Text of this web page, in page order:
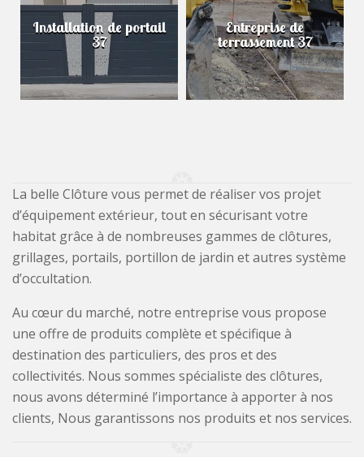
Installation de portail
37
Entreprise de
terrassement 37
La belle Clôture vous permet de réaliser vos projet
d’équipement extérieur, tout en sécurisant votre
habitat grâce à de nombreuses gammes de clôtures,
grillages, portails, portillon de jardin et autres système
d’occultation.
Au cœur du marché, notre entreprise vous propose
une offre de produits complète et spécifique à
destination des particuliers, des pros et des
collectivités. Nous sommes spécialiste des clôtures,
nous avons déterminé l’importance à apporter à nos
clients, Nous garantissons nos produits et nos services.